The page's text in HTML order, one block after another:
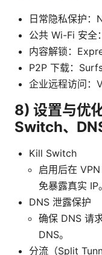
日常隐私保护
公共 Wi-Fi 安全
内容解锁：
P2P 下载：
企业远程访问：
8) 设置与优
Switch、
Kill Switch
启用后在
免暴露真实 IP。
DNS 泄露保护
确保 DNS 请
DNS。
分流（Split